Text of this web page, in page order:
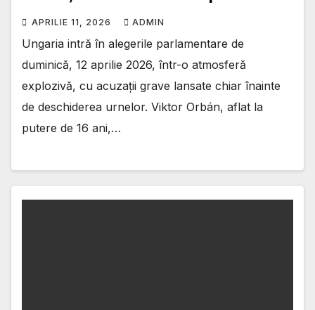
APRILIE 11, 2026 ADMIN
Ungaria intră în alegerile parlamentare de
duminică, 12 aprilie 2026, într-o atmosferă
explozivă, cu acuzații grave lansate chiar înainte
de deschiderea urnelor. Viktor Orbán, aflat la
putere de 16 ani,…